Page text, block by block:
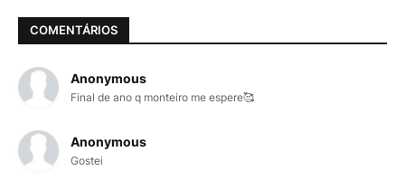
COMENTÁRIOS
Anonymous
Final de ano q monteiro me espere🥰
Anonymous
Gostei